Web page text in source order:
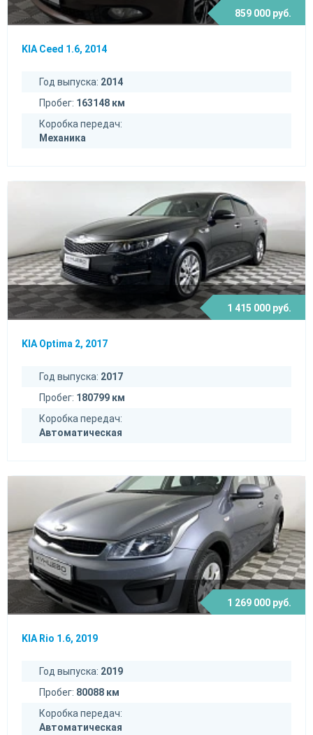
859 000 руб.
KIA Ceed 1.6, 2014
Год выпуска: 2014
Пробег: 163148 км
Коробка передач:
Механика
1 415 000 руб.
KIA Optima 2, 2017
Год выпуска: 2017
Пробег: 180799 км
Коробка передач:
Автоматическая
1 269 000 руб.
KIA Rio 1.6, 2019
Год выпуска: 2019
Пробег: 80088 км
Коробка передач:
Автоматическая